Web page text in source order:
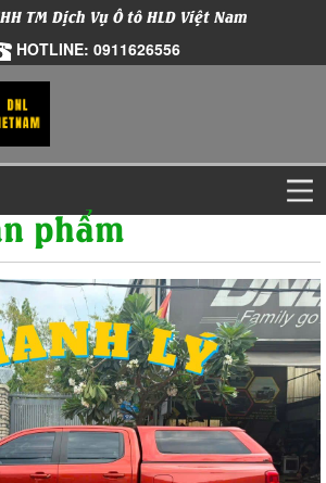
TM Dịch Vụ Ô tô HLD Việt Nam
HOTLINE: 0911626556
phẩm